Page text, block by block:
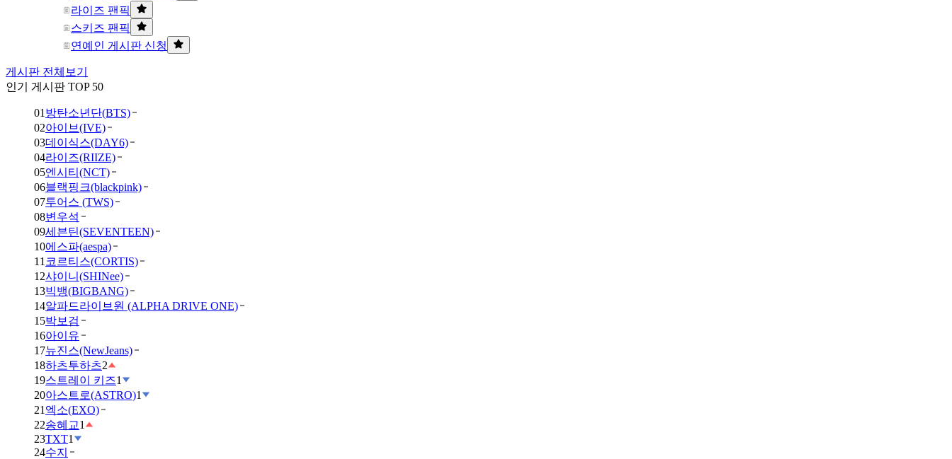
라이즈 팬픽
스키즈 팬픽
연예인 게시판 신청
게시판 전체보기
인기 게시판 TOP 50
01 방탄소년단(BTS)
02아이브(IVE)
03데이식스(DAY6)
04라이즈(RIIZE)
05엔시티(NCT)
06블랙핑크(blackpink)
07투어스 (TWS)
08변우석
09세븐틴(SEVENTEEN)
10에스파(aespa)
11 코르티스(CORTIS)
12샤이니(SHINee)
13빅뱅(BIGBANG)
14알파드라이브원 (ALPHA DRIVE ONE)
15박보검
16아이유
17뉴진스(NewJeans)
18하츠투하츠2
19스트레이 키즈1
20아스트로(ASTRO)1
21 엑소(EXO)
22송혜교1
23TXT1
24수지